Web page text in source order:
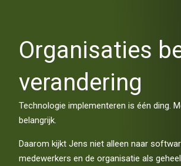
Organisaties
verandering
Technologie implementeren is één ding.
belangrijk.
Daarom kijkt Jens niet alleen naar
medewerkers en de organisatie als geheel.